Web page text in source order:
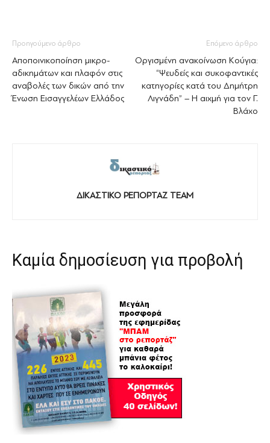
Προηγούμενο άρθρο
Αποποινικοποίηση μικρο-
αδικημάτων και πλαφόν στις
αναβολές των δικών από την
Ένωση Εισαγγελέων Ελλάδος
Επόμενο άρθρο
Οργισμένη ανακοίνωση Κούγια:
“Ψευδείς και συκοφαντικές
κατηγορίες κατά του Δημήτρη
Λιγνάδη” – Η αιχμή για τον Γ.
Βλάχο
ΔΙΚΑΣΤΙΚΟ ΡΕΠΟΡΤΑΖ TEAM
Καμία δημοσίευση για προβολή